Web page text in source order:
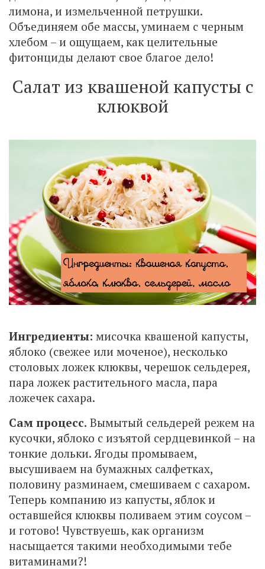
лимона, и измельченной петрушки.
Объединяем обе массы, уминаем с черным
хлебом – и ощущаем, как целительные
фитонциды делают свое благое дело!
Салат из квашеной капусты с
клюквой
Ингредиенты: мисочка квашеной капусты,
яблоко (свежее или моченое), несколько
столовых ложек клюквы, черешок сельдерея,
пара ложек растительного масла, пара
ложечек сахара.
Сам процесс. Вымытый сельдерей режем на
кусочки, яблоко с изъятой сердцевинкой – на
тонкие дольки. Ягоды промываем,
высушиваем на бумажных салфетках,
половину разминаем, смешиваем с сахаром.
Теперь компанию из капусты, яблок и
оставшейся клюквы поливаем этим соусом –
и готово! Чувствуешь, как организм
насыщается такими необходимыми тебе
витаминами?!